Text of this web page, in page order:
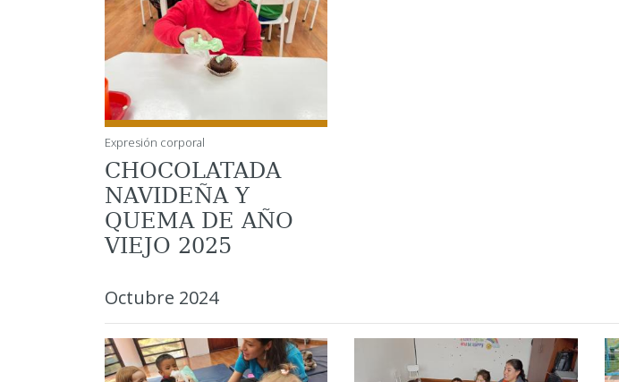
Expresión corporal
CHOCOLATADA
NAVIDEÑA Y
QUEMA DE AÑO
VIEJO 2025
Octubre 2024